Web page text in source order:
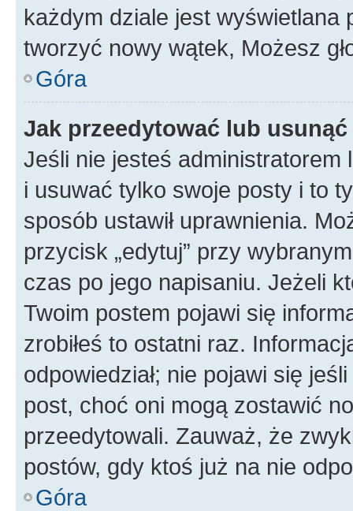
każdym dziale jest wyświetlana
tworzyć nowy wątek, Możesz
Góra
Jak przeedytować lub
Jeśli nie jesteś
i usuwać tylko swoje posty i to
sposób ustawił uprawnienia.
przycisk „edytuj” przy
czas po jego napisaniu. Jeżeli
Twoim postem pojawi się
zrobiłeś to ostatni raz.
odpowiedział; nie pojawi się
post, choć oni mogą zostawić
przeedytowali. Zauważ, że
postów, gdy ktoś już na nie
Góra